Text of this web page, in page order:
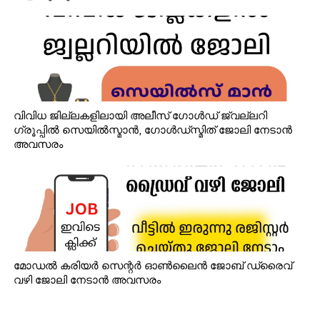
വിവിധ ജില്ലകളിലായി അലീസ് ഗോൾഡ് ജ്വല്ലറി
ഗ്രൂപ്പിൽ സെയിൽസ്മാൻ, ഗോൾഡ്‌സ്മിത് ജോലി നേടാൻ
അവസരം
മോഡൽ കരിയർ സെന്റർ ഓൺലൈൻ ജോബ് ഡ്രൈവ്
വഴി ജോലി നേടാൻ അവസരം